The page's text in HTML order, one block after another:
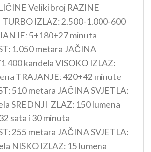
Veliki broj RAZINE
TURBO IZLAZ: 2.500-1.000-600
5+180+27 minuta
1.050 metara JAČINA
400 kandela VISOKO IZLAZ:
TRAJANJE: 420+42 minute
510 metara JAČINA SVJETLA:
SREDNJI IZLAZ: 150 lumena
sata i 30 minuta
255 metara JAČINA SVJETLA:
NISKO IZLAZ: 15 lumena